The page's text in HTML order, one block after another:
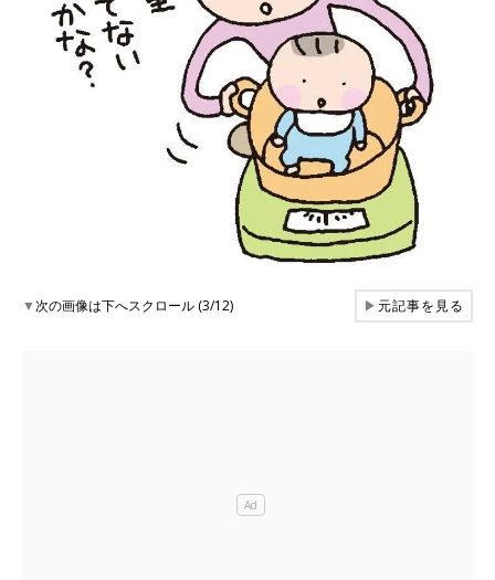
▼次の画像は下へスクロール (3/12) ▶元記事を見る